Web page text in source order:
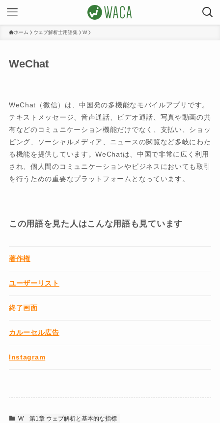
ホーム ウェブ解析士用語集 W
WeChat
WeChat（微信）は、中国発の多機能なモバイルアプリです。
テキストメッセージ、音声通話、ビデオ通話、写真や動画の共
有などのコミュニケーション機能だけでなく、支払い、ショッ
ピング、ソーシャルメディア、ニュースの閲覧など多岐にわた
る機能を提供しています。WeChatは、中国で非常に広く利用
され、個人間のコミュニケーションやビジネスにおいても取引
を行うための重要なプラットフォームとなっています。
この用語を見た人はこんな用語も見ています
著作権
ユーザーリスト
終了画面
カルーセル広告
Instagram
W
第1章 ウェブ解析と基本的な指標